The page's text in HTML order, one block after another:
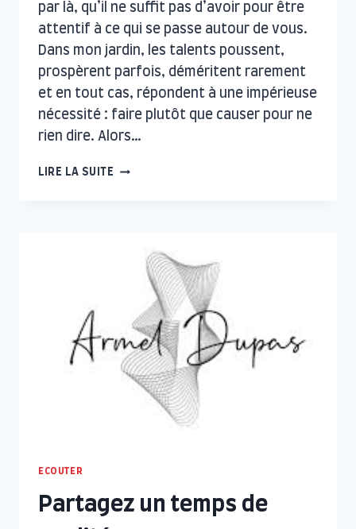
par là, qu’il ne suffit pas d’avoir pour être
attentif à ce qui se passe autour de vous.
Dans mon jardin, les talents poussent,
prospèrent parfois, déméritent rarement
et en tout cas, répondent à une impérieuse
nécessité : faire plutôt que causer pour ne
rien dire. Alors…
LIRE LA SUITE ECOUTEZ
ECOUTER
Partagez un temps de